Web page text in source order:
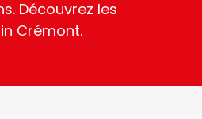
Découvrez les
Crémont.